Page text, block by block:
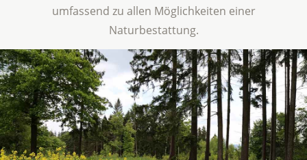
umfassend zu allen Möglichkeiten einer
Naturbestattung.